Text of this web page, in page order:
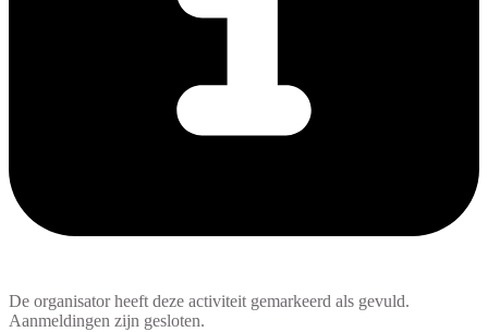
De organisator heeft deze activiteit gemarkeerd als gevuld.
Aanmeldingen zijn gesloten.